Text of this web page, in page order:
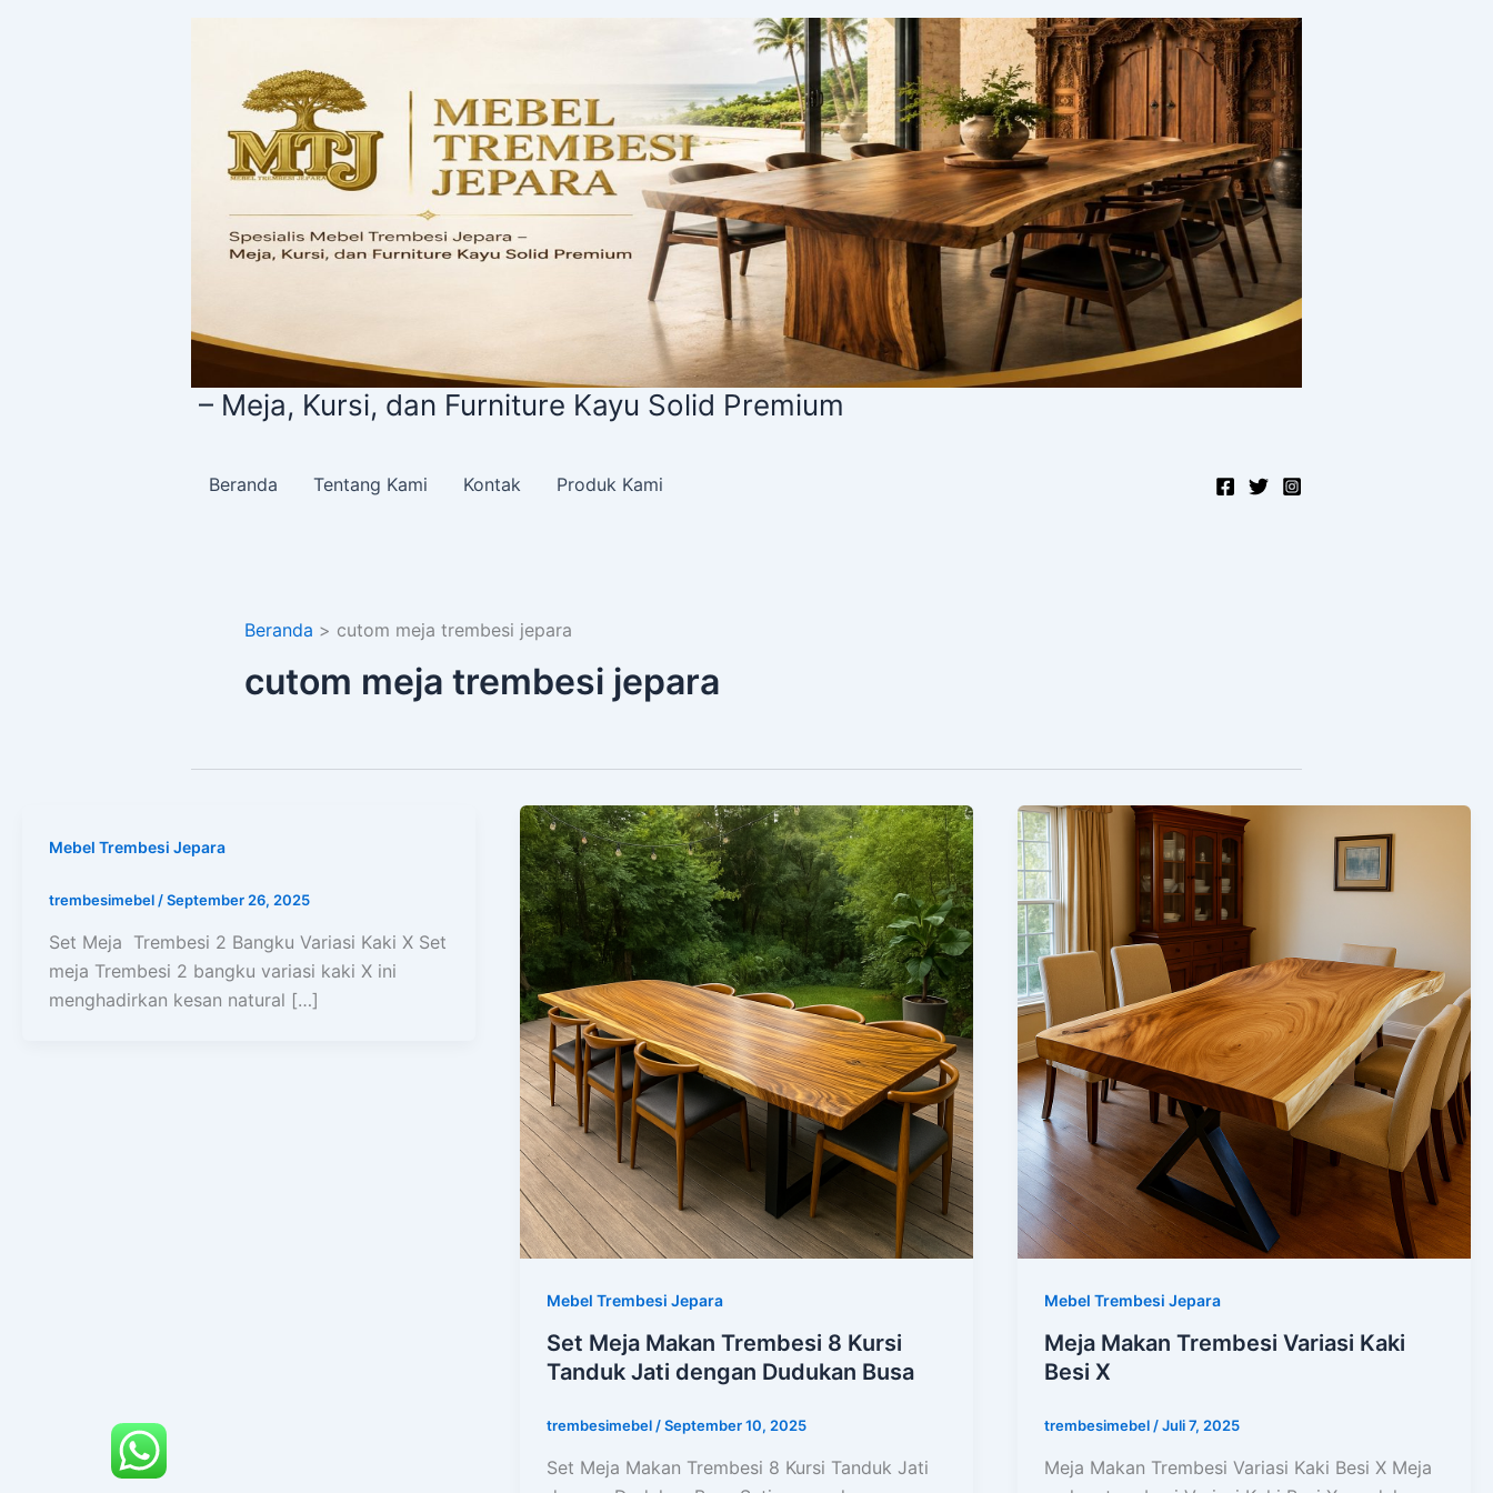
– Meja, Kursi, dan Furniture Kayu Solid Premium
Beranda Tentang Kami Kontak Produk Kami
Beranda cutom meja trembesi jepara
cutom meja trembesi jepara
Mebel Trembesi Jepara
trembesimebel/September 26, 2025
Set Meja Trembesi 2 Bangku Variasi Kaki X Set
meja Trembesi 2 bangku variasi kaki X ini
menghadirkan kesan natural […]
Mebel Trembesi Jepara
Set Meja Makan Trembesi 8 Kursi
Tanduk Jati dengan Dudukan Busa
trembesimebel /September 10, 2025
Set Meja Makan Trembesi 8 Kursi Tanduk Jati
Mebel Trembesi Jepara
Meja Makan Trembesi Variasi Kaki
Besi X
trembesimebel /Juli 7, 2025
Meja Makan Trembesi Variasi Kaki Besi X Meja